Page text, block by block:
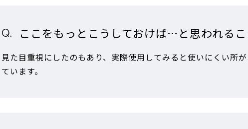
ここをもっとこうしておけば…と思われる
見た目重視にしたのもあり、実際使用してみると使いにくい所
ています。